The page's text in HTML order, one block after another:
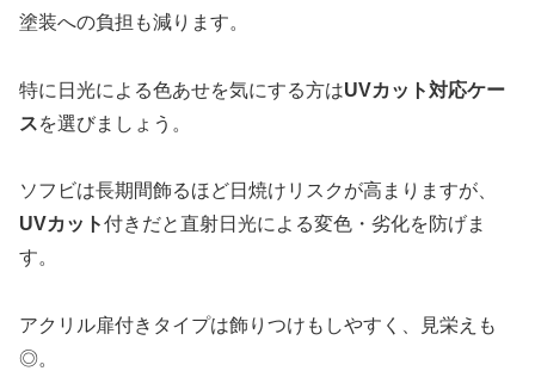
塗装への負担も減ります。
特に日光による色あせを気にする方はUVカット対応ケー
スを選びましょう。
ソフビは長期間飾るほど日焼けリスクが高まりますが、
UVカット付きだと直射日光による変色・劣化を防げま
す。
アクリル扉付きタイプは飾りつけもしやすく、見栄えも
◎。